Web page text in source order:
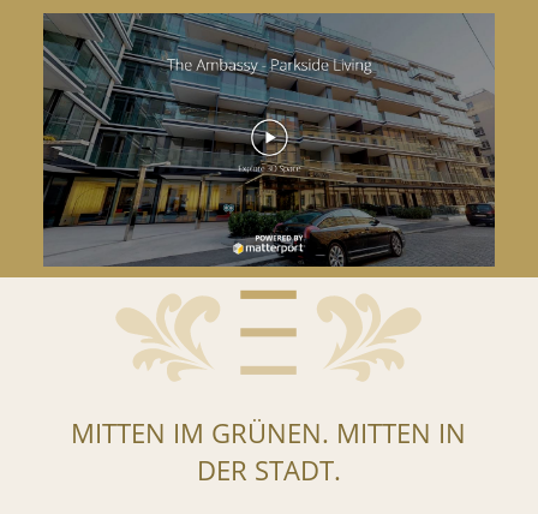
MITTEN IM GRÜNEN. MITTEN IN
DER STADT.